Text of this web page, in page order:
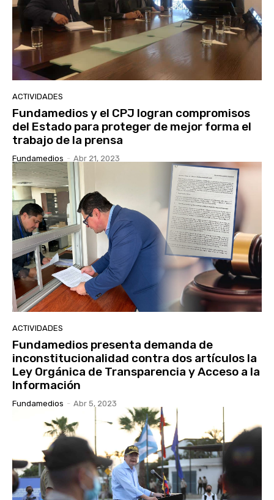
ACTIVIDADES
Fundamedios y el CPJ logran compromisos
del Estado para proteger de mejor forma el
trabajo de la prensa
Fundamedios - Abr 21, 2023
ACTIVIDADES
Fundamedios presenta demanda de
inconstitucionalidad contra dos artículos la
Ley Orgánica de Transparencia y Acceso a la
Información
Fundamedios - Abr 5, 2023